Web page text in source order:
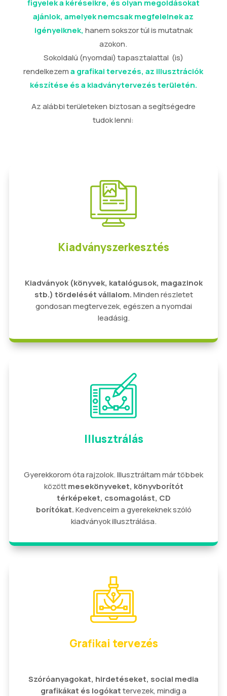
figyelek a kéréseikre, és olyan megoldásokat
ajánlok, amelyek nemcsak megfelelnek az
igényeiknek, hanem sokszor túl is mutatnak
azokon.
Sokoldalú (nyomdai) tapasztalattal (is)
rendelkezema grafikai tervezés, az illusztrációk
készítése és a kiadványtervezés területén.
Az alábbi területeken biztosan a segítségedre
tudok lenni:
Kiadványszerkesztés
Kiadványok (könyvek, katalógusok, magazinok
stb.) tördelését vállalom.Minden részletet
gondosan megtervezek, egészen a nyomdai
leadásig.
Illusztrálás
Gyerekkorom óta rajzolok. Illusztráltam már többek
közöttmesekönyveket, könyvborítót
térképeket, csomagolást, CD
borítókat.Kedvenceim a gyerekeknek szóló
kiadványok illusztrálása.
Grafikai tervezés
Szóróanyagokat, hirdetéseket, social media
grafikákat és logókattervezek, mindig a